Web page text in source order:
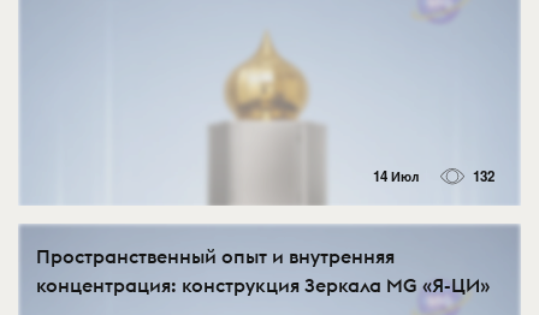
14 Июл 132
Пространственный опыт и внутренняя
концентрация: конструкция Зеркала MG «Я-ЦИ»